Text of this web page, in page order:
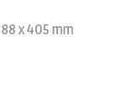
x 405 mm